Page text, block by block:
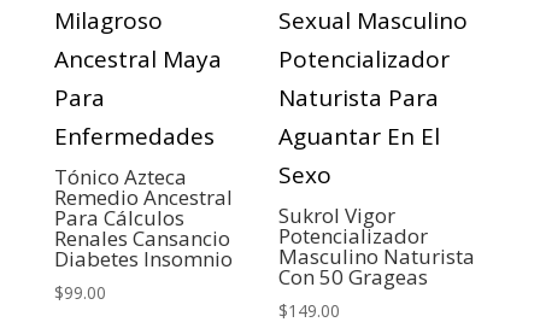
Tónico Azteca
Remedio Ancestral
Para Cálculos
Renales Cansancio
Diabetes Insomnio
$99.00
Sukrol Vigor
Potencializador
Masculino Naturista
Con 50 Grageas
$149.00